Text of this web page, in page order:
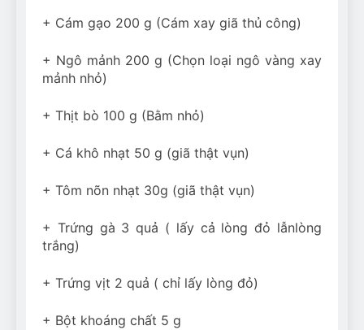
+ Cám gạo 200 g (Cám xay giã thủ công)
+ Ngô mảnh 200 g (Chọn loại ngô vàng xay
mảnh nhỏ)
+ Thịt bò 100 g (Bằm nhỏ)
+ Cá khô nhạt 50 g (giã thật vụn)
+ Tôm nõn nhạt 30g (giã thật vụn)
+ Trứng gà 3 quả ( lấy cả lòng đỏ lẫnlòng
trắng)
+ Trứng vịt 2 quả ( chỉ lấy lòng đỏ)
+ Bột khoáng chất 5 g